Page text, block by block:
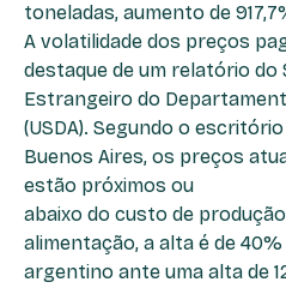
toneladas, aumento de
A volatilidade dos preços
destaque de um relatório do
Estrangeiro do
(USDA). Segundo o
Buenos Aires, os preços
estão próximos ou
abaixo do custo de
alimentação, a alta é de
argentino ante uma alta de